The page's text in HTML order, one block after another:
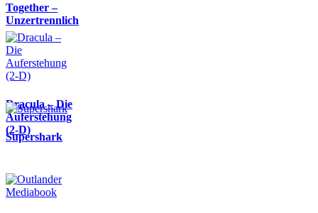
Together –
Unzertrennlich
Dracula – Die
Auferstehung
(2-D)
Supershark